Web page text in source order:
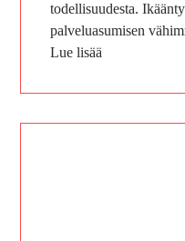
todellisuudesta.
palveluasumisen
Lue lisää